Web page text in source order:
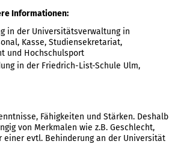
Fähigkeiten und Stärken. Deshalb
von Merkmalen wie z.B. Geschlecht,
einer evtl. Behinderung an der Universität
Informationen:
in der Universitätsverwaltung in
Kasse, Studiensekretariat,
und Hochschulsport
in der Friedrich-List-Schule Ulm,